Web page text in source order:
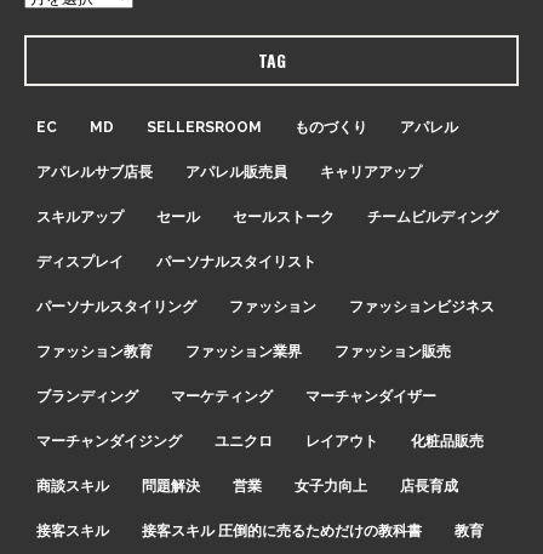
TAG
EC MD SELLERSROOM ものづくり アパレル
アパレルサブ店長 アパレル販売員 キャリアアップ
スキルアップ セール セールストーク チームビルディング
ディスプレイ パーソナルスタイリスト
パーソナルスタイリング ファッション ファッションビジネス
ファッション教育 ファッション業界 ファッション販売
ブランディング マーケティング マーチャンダイザー
マーチャンダイジング ユニクロ レイアウト 化粧品販売
商談スキル 問題解決 営業 女子力向上 店長育成
接客スキル 接客スキル 圧倒的に売るためだけの教科書 教育